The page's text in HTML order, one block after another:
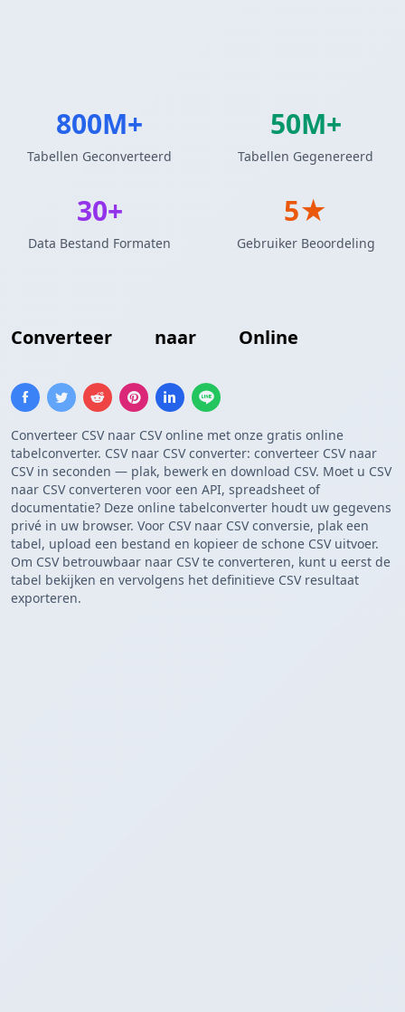
Converteer naar Online
Converteer CSV naar CSV online met onze gratis online
tabelconverter. CSV naar CSV converter: converteer CSV naar
CSV in seconden — plak, bewerk en download CSV. Moet u CSV
naar CSV converteren voor een API, spreadsheet of
documentatie? Deze online tabelconverter houdt uw gegevens
privé in uw browser. Voor CSV naar CSV conversie, plak een
tabel, upload een bestand en kopieer de schone CSV uitvoer.
Om CSV betrouwbaar naar CSV te converteren, kunt u eerst de
tabel bekijken en vervolgens het definitieve CSV resultaat
exporteren.
800M+
Tabellen Geconverteerd
50M+
Tabellen Gegenereerd
30+
Data Bestand Formaten
5★
Gebruiker Beoordeling